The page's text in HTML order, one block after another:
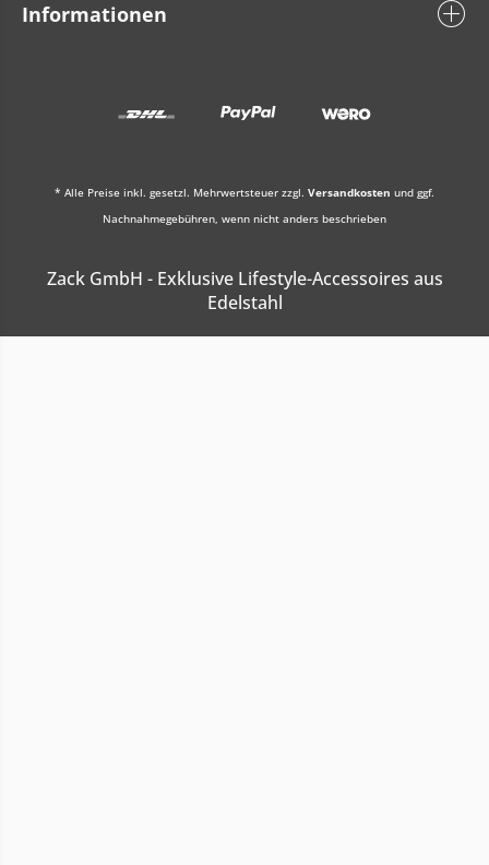
Informationen
* Alle Preise inkl. gesetzl. Mehrwertsteuer zzgl. Versandkosten und ggf.
Nachnahmegebühren, wenn nicht anders beschrieben
Zack GmbH - Exklusive Lifestyle-Accessoires aus
Edelstahl